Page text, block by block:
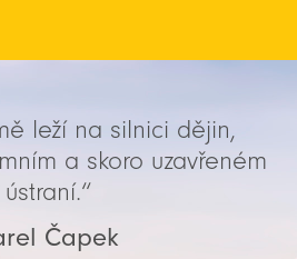
leží na silnici dějin,
a skoro uzavřeném
ústraní.“
Čapek